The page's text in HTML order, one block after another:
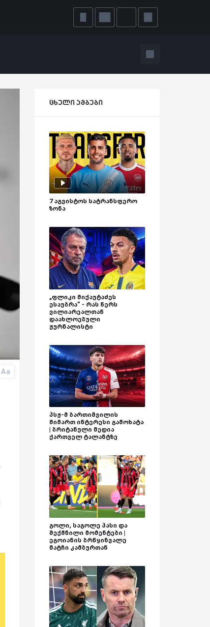
Aa
ცხელი ამბები
7 აგვისტოს სატრანსფერო
ზონა
„ფლიკი მიქაუტაძეს
ესაუბრა“ - რას წერს
ვილიარეალთან
დაახლოებული
ჟურნალისტი
პსჟ-მ ბართიშვილის
მიმართ ინტერესი გამოხატა
| ბრიტანული მედია
ქართველ ტალანტზე
გოლი, საგოლე პასი და
შექმნილი მომენტები |
ეგოიანის ბრწყინვალე
მატჩი კამბურთან